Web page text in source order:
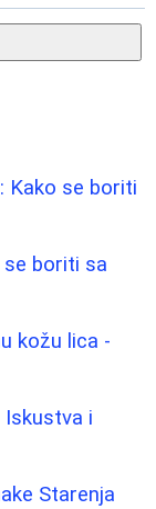
Kako se boriti
se boriti sa
kožu lica -
i
Starenja